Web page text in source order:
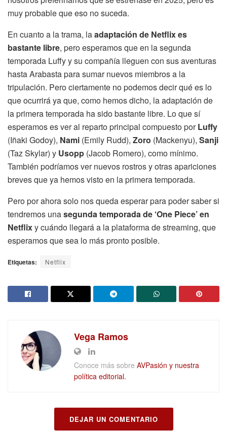
muy probable que eso no suceda.
En cuanto a la trama, laadaptación de Netflix es
bastante libre, pero esperamos que en la segunda
temporada Luffy y su compañía lleguen con sus aventuras
hasta Arabasta para sumar nuevos miembros a la
tripulación. Pero ciertamente no podemos decir qué es lo
que ocurrirá ya que, como hemos dicho, la adaptación de
la primera temporada ha sido bastante libre. Lo que sí
esperamos es ver al reparto principal compuesto porLuffy
(Iñaki Godoy), Nami (Emily Rudd), Zoro (Mackenyu), Sanji
(Taz Skylar) y Usopp (Jacob Romero), como mínimo.
También podríamos ver nuevos rostros y otras apariciones
breves que ya hemos visto en la primera temporada.
Pero por ahora solo nos queda esperar para poder saber si
tendremos unasegunda temporada de ‘One Piece’ en
Netflixy cuándo llegará a la plataforma de streaming, que
esperamos que sea lo más pronto posible.
Etiquetas: Netflix
Vega Ramos
Conoce más sobre AVPasión y nuestra
política editorial.
DEJAR UN COMENTARIO